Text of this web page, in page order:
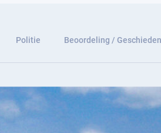
Politie
Beoordeling /